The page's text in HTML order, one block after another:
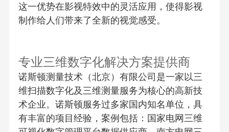
这一优势在影视特效中的灵活应用，使得影视
制作给人们带来了全新的视觉感受。
专业三维数字化解决方案提供商
诺斯顿测量技术（北京）有限公司是一家以三
维扫描数字化及三维测量服务为核心的高新技
术企业。诺斯顿服务过多家国内知名单位，具
有丰富的项目经验，案例包括：国家电网三维